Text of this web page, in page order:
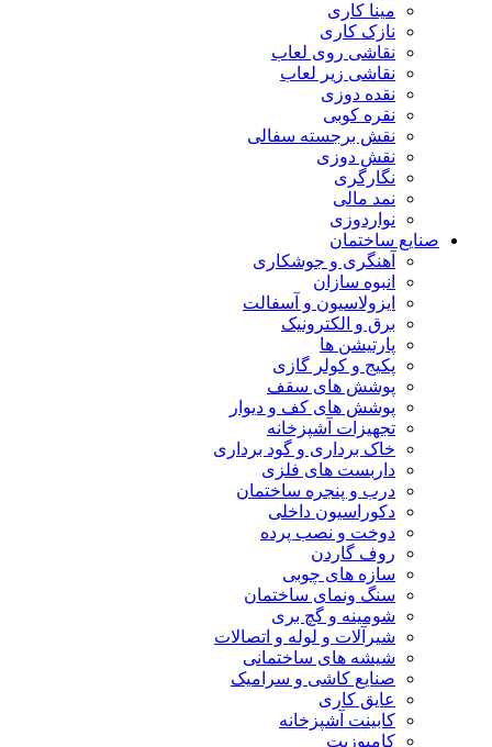
مینا کاری
نازک کاری
نقاشی روی لعاب
نقاشی زیر لعاب
نقده دوزی
نقره کوبی
نقش برجسته سفالی
نقش دوزی
نگارگری
نمد مالی
نواردوزی
ساختمان
آهنگری و جوشکاری
انبوه سازان
ایزولاسیون و آسفالت
برق و الکترونیک
پارتیشن ها
پکیج و کولر گازی
پوشش های سقف
پوشش های کف و دیوار
تجهیزات آشپزخانه
خاک برداری و گود برداری
داربست های فلزی
درب و پنجره ساختمان
دکوراسیون داخلی
دوخت و نصب پرده
روف گاردن
سازه های چوبی
سنگ ونمای ساختمان
شومینه و گچ بری
شیرآلات و لوله و اتصالات
شیشه های ساختمانی
صنایع کاشی و سرامیک
عایق کاری
کابینت آشپزخانه
کامپوزیت